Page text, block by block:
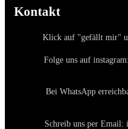
Kontakt
Klick auf "gefällt mir"
Folge uns auf
Bei WhatsApp
Schreib uns per